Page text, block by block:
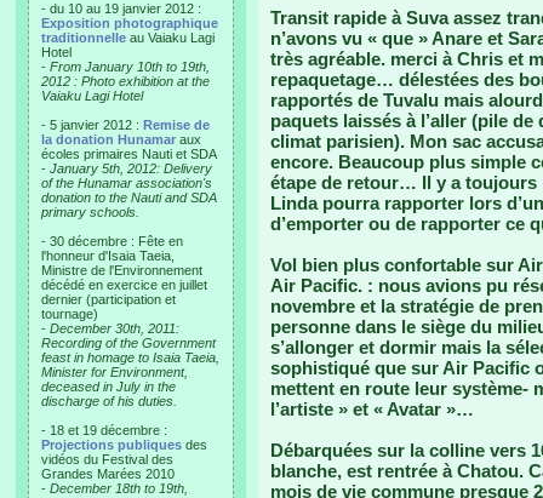
- du 10 au 19 janvier 2012 :
Exposition photographique
traditionnelle au Vaiaku Lagi
Hotel
- From January 10th to 19th,
2012 : Photo exhibition at the
Vaiaku Lagi Hotel
- 5 janvier 2012 : Remise de
la donation Hunamar aux
écoles primaires Nauti et SDA
- January 5th, 2012: Delivery
of the Hunamar association's
donation to the Nauti and SDA
primary schools.
- 30 décembre : Fête en
l'honneur d'Isaia Taeia,
Ministre de l'Environnement
décédé en exercice en juillet
dernier (participation et
tournage)
- December 30th, 2011:
Recording of the Government
feast in homage to Isaia Taeia,
Minister for Environment,
deceased in July in the
discharge of his duties.
- 18 et 19 décembre :
Projections publiques des
vidéos du Festival des
Grandes Marées 2010
- December 18th to 19th,
Transit rapide à Suva assez
n’avons vu « que » Anare et
très agréable. merci à Chris et
repaquetage… délestées des
rapportés de Tuvalu mais
paquets laissés à l’aller (pile
climat parisien). Mon sac
encore. Beaucoup plus simple
étape de retour… Il y a toujours
Linda pourra rapporter lors
d’emporter ou de rapporter ce
Vol bien plus confortable sur
Air Pacific. : nous avions pu
novembre et la stratégie de
personne dans le siège du
s’allonger et dormir mais la
sophistiqué que sur Air Pacific
mettent en route leur système-
l’artiste » et « Avatar »…
Débarquées sur la colline vers
blanche, est rentrée à Chatou.
mois de vie commune presque